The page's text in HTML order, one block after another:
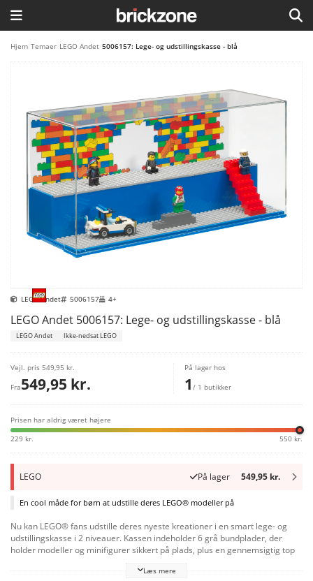
HJEM
BLOG
LEGO FAVORITTER
Hjem Temaer LEGO Andet 5006157: Lege- og udstillingskasse - blå
LEGO Andet 5006157 4+
LEGO Andet 5006157: Lege- og udstillingskasse - blå
LEGO Andet Ikke-nedsat LEGO
Vejl. pris 549,95 kr.
Fra549,95 kr.
På lager hos
1 / 1 butikker
Prisen har aldrig været højere
229 kr. 550 kr.
LEGO På lager 549,95 kr.
En cool måde for børn at udstille deres LEGO® modeller på
Nu kan LEGO® fans udstille deres nyeste kreationer i en smart lege- og
udstillingskasse i 2 niveauer. Kassen indeholder 6 grå bundplader, der
holder modeller og minifigurer sikkert på plads, plus en gennemsigtig top
modeller liv, samtidig med at den holder dem rene for støv og fri for skader
Læs mere